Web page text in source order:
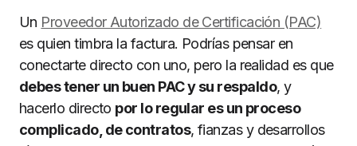
Un Proveedor Autorizado de Certificación (PAC)
es quien timbra la factura. Podrías pensar en
conectarte directo con uno, pero la realidad es que
debes tener un buen PAC y su respaldo, y
hacerlo directo por lo regular es un proceso
complicado, de contratos, fianzas y desarrollos